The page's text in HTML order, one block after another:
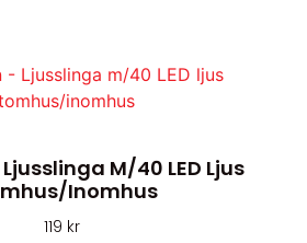
M/40 LED Ljus
inomhus
119 kr